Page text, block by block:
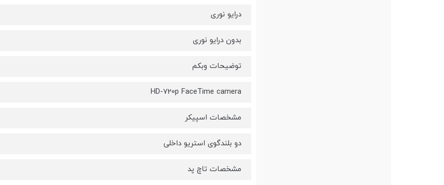
درایو نوری
بدون درایو نوری
توضیحات وبکم
HD-720p FaceTime camera
مشخصات اسپیکر
دو بلندگوی استریو داخلی
مشخصات تاچ پد